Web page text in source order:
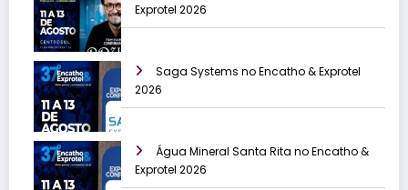
Exprotel 2026
Saga Systems no Encatho & Exprotel
2026
Água Mineral Santa Rita no Encatho &
Exprotel 2026